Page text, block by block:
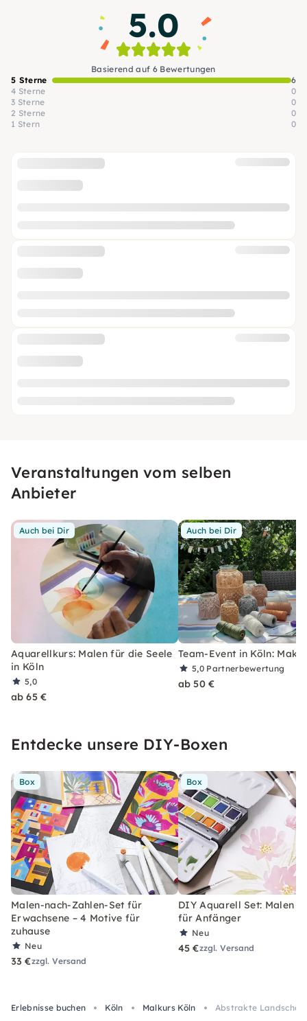
5.0
Basierend auf 6 Bewertungen
5 Sterne
6
4 Sterne
0
3 Sterne
0
2 Sterne
0
1 Stern
0
Veranstaltungen vom selben
Anbieter
Auch bei Dir
Aquarellkurs: Malen für die Seele
in Köln
5,0
ab 65 €
Auch bei Dir
Team-Event in Köln:
5,0 Partnerbewertung
ab 50 €
Entdecke unsere DIY-Boxen
Box
Malen-nach-Zahlen-Set für
Erwachsene – 4 Motive für
zuhause
Neu
33 €zzgl. Versand
Box
DIY Aquarell Set: Malen
für Anfänger
Neu
45 €zzgl. Versand
Erlebnisse buchen Köln Malkurs Köln
Abstrakte